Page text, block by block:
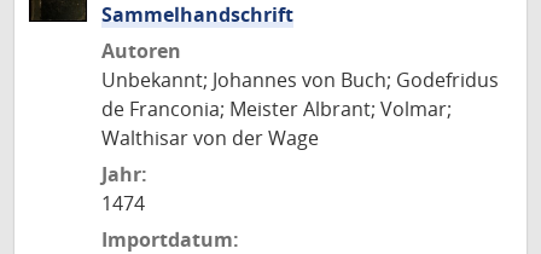
Sammelhandschrift
Autoren
Unbekannt; Johannes von Buch; Godefridus
de Franconia; Meister Albrant; Volmar;
Walthisar von der Wage
Jahr:
1474
Importdatum: